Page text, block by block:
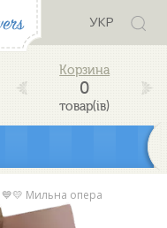
УКР
0
товар(ів)
💙💛 Мильна опера